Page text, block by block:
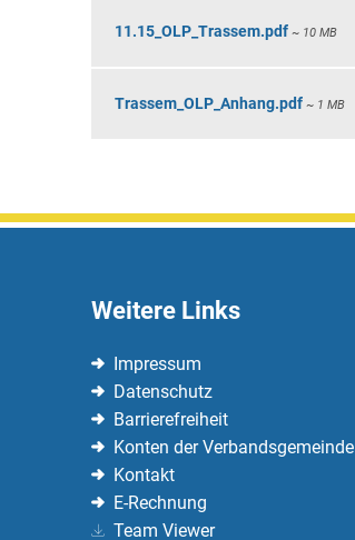
11.15_OLP_Trassem.pdf ~ 10 MB
Trassem_OLP_Anhang.pdf ~ 1 MB
Weitere Links
Impressum
Datenschutz
Barrierefreiheit
Konten der Verbandsgemeinde
Kontakt
E-Rechnung
Team Viewer